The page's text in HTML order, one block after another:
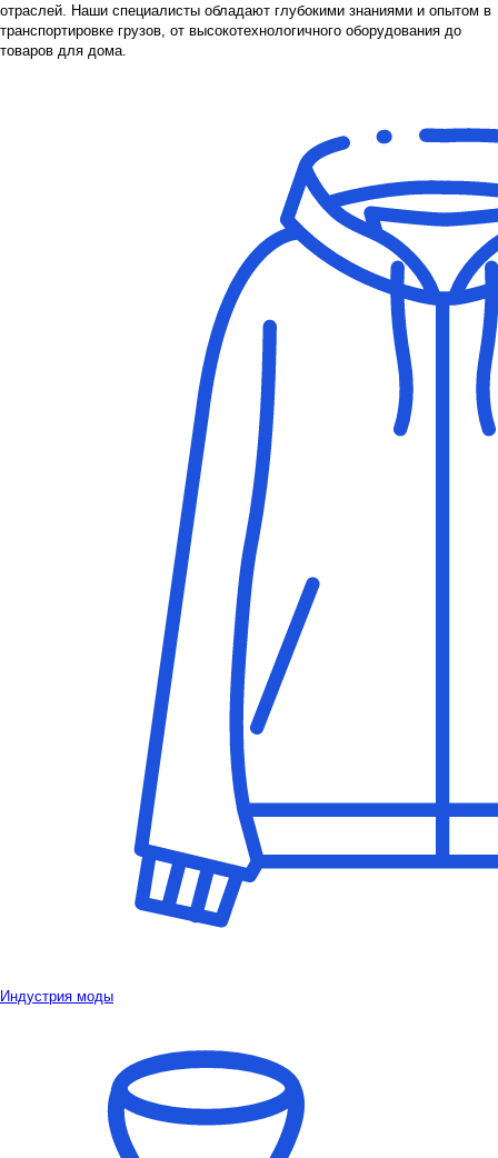
отраслей. Наши специалисты обладают глубокими знаниями и опытом в
транспортировке грузов, от высокотехнологичного оборудования до
товаров для дома.
Индустрия моды